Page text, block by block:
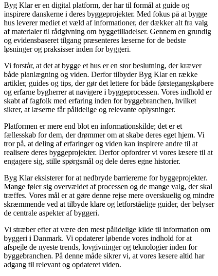
Byg Klar er en digital platform, der har til formål at guide og
inspirere danskerne i deres byggeprojekter. Med fokus på at bygge
hus leverer mediet et væld af informationer, der dækker alt fra valg
af materialer til rådgivning om byggetilladelser. Gennem en grundig
og evidensbaseret tilgang præsenteres læserne for de bedste
løsninger og praksisser inden for byggeri.
Vi forstår, at det at bygge et hus er en stor beslutning, der kræver
både planlægning og viden. Derfor tilbyder Byg Klar en række
artikler, guides og tips, der gør det lettere for både førstegangskøbere
og erfarne bygherrer at navigere i byggeprocessen. Vores indhold er
skabt af fagfolk med erfaring inden for byggebranchen, hvilket
sikrer, at læserne får pålidelige og relevante oplysninger.
Platformen er mere end blot en informationskilde; det er et
fællesskab for dem, der drømmer om at skabe deres eget hjem. Vi
tror på, at deling af erfaringer og viden kan inspirere andre til at
realisere deres byggeprojekter. Derfor opfordrer vi vores læsere til at
engagere sig, stille spørgsmål og dele deres egne historier.
Byg Klar eksisterer for at nedbryde barriererne for byggeprojekter.
Mange føler sig overvældet af processen og de mange valg, der skal
træffes. Vores mål er at gøre denne rejse mere overskuelig og mindre
skræmmende ved at tilbyde klare og letforståelige guider, der belyser
de centrale aspekter af byggeri.
Vi stræber efter at være den mest pålidelige kilde til information om
byggeri i Danmark. Vi opdaterer løbende vores indhold for at
afspejle de nyeste trends, lovgivninger og teknologier inden for
byggebranchen. På denne måde sikrer vi, at vores læsere altid har
adgang til relevant og opdateret viden.